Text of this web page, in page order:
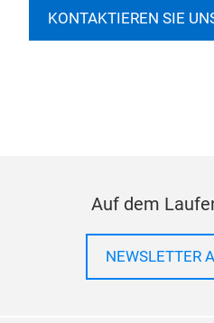
KONTAKTIEREN SIE
Auf dem
NEWSLETTER